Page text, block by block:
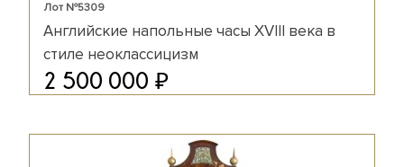
Лот №5309
Английские напольные часы XVIII века в
стиле неоклассицизм
2 500 000 ₽